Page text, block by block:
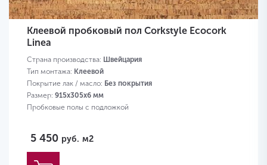
Клеевой пробковый пол Corkstyle Ecocork
Linea
Страна производства: Швейцария
Тип монтажа: Клеевой
Покрытие лак / масло: Без покрытия
Размер: 915х305х6 мм
Пробковые полы с подложкой
5 450 руб. м2